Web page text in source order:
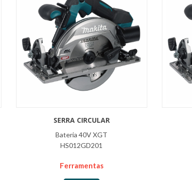
SERRA CIRCULAR
Bateria 40V XGT
HS012GD201
Ferramentas